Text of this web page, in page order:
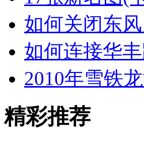
如何关闭东
如何连接华
2010年雪铁
精彩推荐